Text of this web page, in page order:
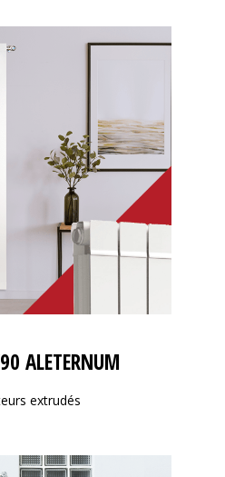
ALETERNUM
extrudés